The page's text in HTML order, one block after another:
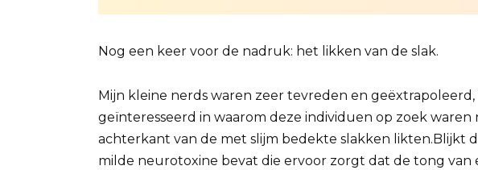
Nog een keer voor de nadruk: het likken van de slak.
Mijn kleine nerds waren zeer tevreden en geëxtrapoleerd,
geïnteresseerd in waarom deze individuen op zoek waren
achterkant van de met slijm bedekte slakken likten.Blijkt
milde neurotoxine bevat die ervoor zorgt dat de tong